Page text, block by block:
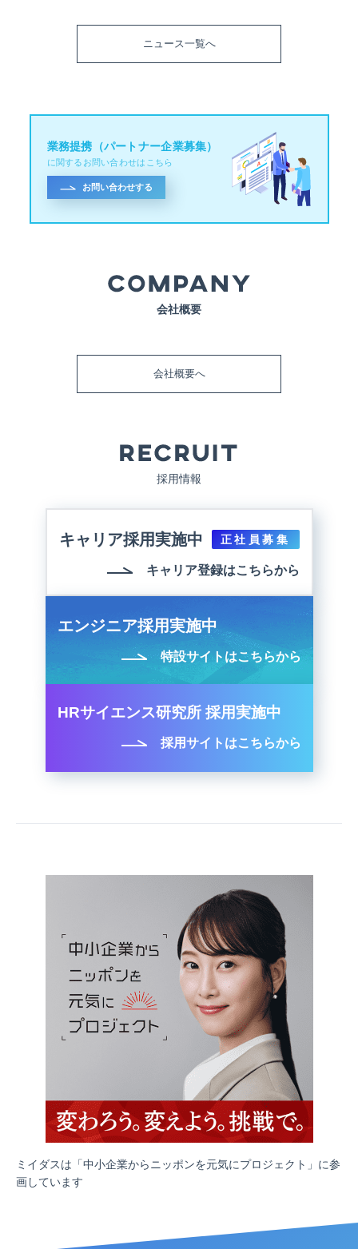
ニュース一覧へ
業務提携（パートナー企業募集）
に関するお問い合わせはこちら
お問い合わせする
会社概要
会社概要へ
採用情報
キャリア採用実施中 正社員募集
キャリア登録はこちらから
エンジニア採用実施中
特設サイトはこちらから
HRサイエンス研究所 採用実施中
採用サイトはこちらから
ミイダスは「中小企業からニッポンを元気にプロジェクト」に参
画しています